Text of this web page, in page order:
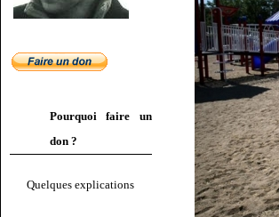
Pourquoi faire un
don ?
Quelques explications